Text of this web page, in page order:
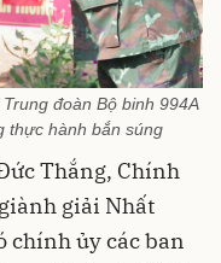
đoàn Bộ binh 994A
thực hành bắn súng
Thắng, Chính
giải Nhất
chính ủy các ban